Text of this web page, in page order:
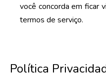
você concorda em ficar
termos de serviço.
Política